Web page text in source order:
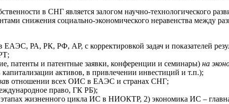
в СНГ является залогом научно-технологического
снижения социально-экономического неравенства между
ЕАЭС, РА, РК, РФ, АР, с корректировкой задач и показателей
патенты и патентные заявки, конференции и семинары) на
активов, в привлечении инвестиций и т.п.);
в отношении всех ОИС в ЕАЭС и странах СНГ;
право, ГК РБ);
этапах жизненного цикла ИС в НИОКТР, 2) экономика ИС –